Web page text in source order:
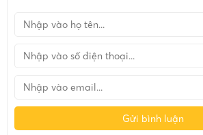
Gửi bình luận